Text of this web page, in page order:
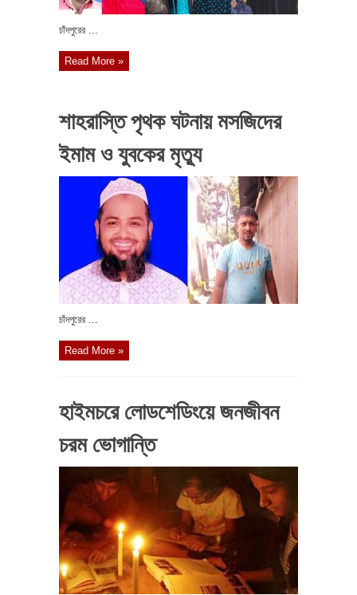
চাঁদপুরের ...
Read More »
শাহরাস্তি পৃথক ঘটনায় মসজিদের
ইমাম ও যুবকের মৃত্যু
চাঁদপুরের ...
Read More »
হাইমচরে লোডশেডিংয়ে জনজীবন
চরম ভোগান্তি